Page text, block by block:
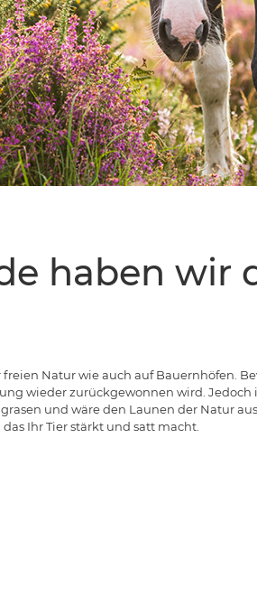
haben wir
Natur wie auch auf Bauernhöfen.
wieder zurückgewonnen wird.
und wäre den Launen der Natur
Ihr Tier stärkt und satt macht.